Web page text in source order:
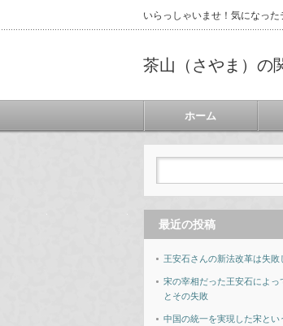
いらっしゃいませ！気になった
茶山（さやま）の
ホーム
最近の投稿
王安石さんの新法改革は失敗
宋の宰相だった王安石によ
とその失敗
中国の統一を実現した宋と